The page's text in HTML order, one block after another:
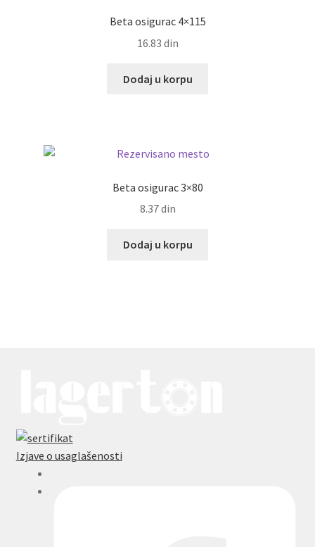
Beta osigurac 4×115
16.83 din
Dodaj u korpu
Beta osigurac 3×80
8.37din
Dodaj u korpu
Izjave o usaglašenosti